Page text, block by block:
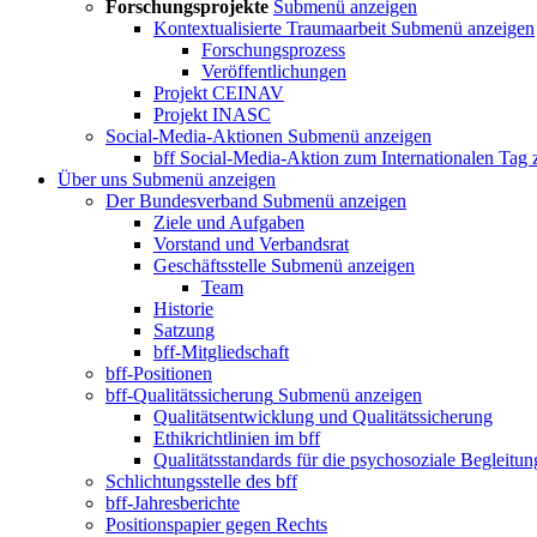
Forschungsprojekte Submenü anzeigen
Kontextualisierte Traumaarbeit Submenü anzeigen
Forschungsprozess
Veröffentlichungen
Projekt CEINAV
Projekt INASC
Social-Media-Aktionen Submenü anzeigen
bff Social-Media-Aktion zum Internationalen Tag
Über uns Submenü anzeigen
Der Bundesverband Submenü anzeigen
Ziele und Aufgaben
Vorstand und Verbandsrat
Geschäftsstelle Submenü anzeigen
Team
Historie
Satzung
bff-Mitgliedschaft
bff-Positionen
bff-Qualitätssicherung Submenü anzeigen
Qualitätsentwicklung und Qualitätssicherung
Ethikrichtlinien im bff
Qualitätsstandards für die psychosoziale
Schlichtungsstelle des bff
bff-Jahresberichte
Positionspapier gegen Rechts